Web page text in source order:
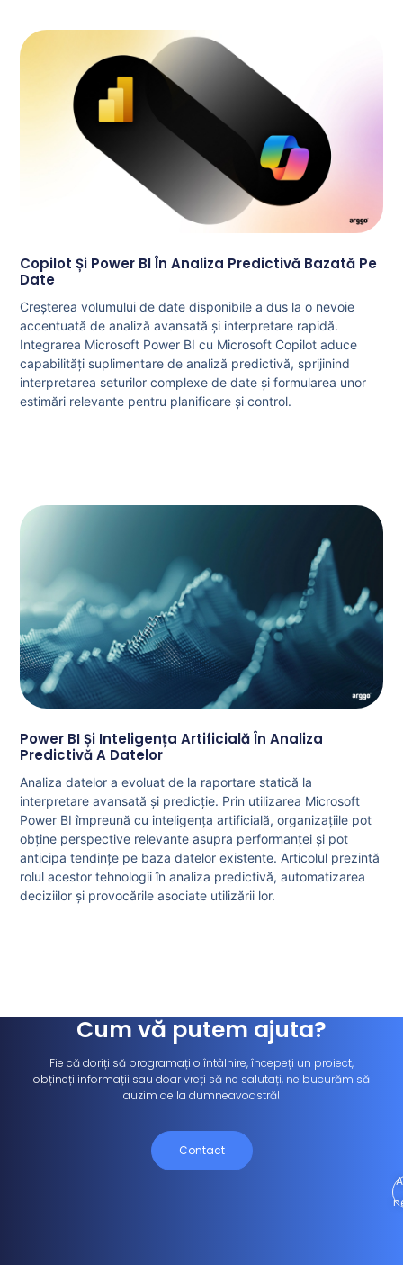
Copilot Și Power BI În Analiza Predictivă Bazată Pe
Date
Creșterea volumului de date disponibile a dus la o nevoie
accentuată de analiză avansată și interpretare rapidă.
Integrarea Microsoft Power BI cu Microsoft Copilot aduce
capabilități suplimentare de analiză predictivă, sprijinind
interpretarea seturilor complexe de date și formularea unor
estimări relevante pentru planificare și control.
Power BI Și Inteligența Artificială În Analiza
Predictivă A Datelor
Analiza datelor a evoluat de la raportare statică la
interpretare avansată și predicție. Prin utilizarea Microsoft
Power BI împreună cu inteligența artificială, organizațiile pot
obține perspective relevante asupra performanței și pot
anticipa tendințe pe baza datelor existente. Articolul prezintă
rolul acestor tehnologii în analiza predictivă, automatizarea
deciziilor și provocările asociate utilizării lor.
Cum vă putem ajuta?
Fie că doriți să programați o întâlnire, începeți un proiect,
obțineți informații sau doar vreți să ne salutați, ne bucurăm să
auzim de la dumneavoastră!
Contact